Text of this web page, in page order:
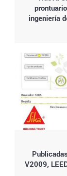
ingeniería
V2009,